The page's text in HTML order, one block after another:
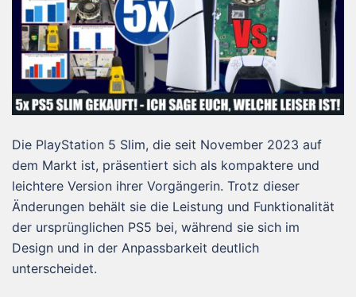
Die PlayStation 5 Slim, die seit November 2023 auf
dem Markt ist, präsentiert sich als kompaktere und
leichtere Version ihrer Vorgängerin. Trotz dieser
Änderungen behält sie die Leistung und Funktionalität
der ursprünglichen PS5 bei, während sie sich im
Design und in der Anpassbarkeit deutlich
unterscheidet.